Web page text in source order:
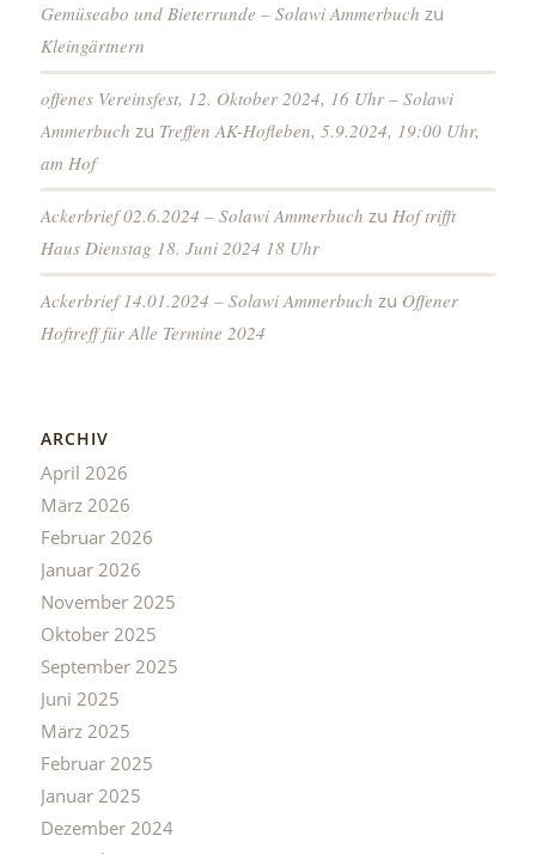
Gemüseabo und Bieterrunde – Solawi Ammerbuch zu
Kleingärtnern
offenes Vereinsfest, 12. Oktober 2024, 16 Uhr – Solawi
Ammerbuch zu Treffen AK-Hofleben, 5.9.2024, 19:00 Uhr,
am Hof
Ackerbrief 02.6.2024 – Solawi Ammerbuch zu Hof trifft
Haus Dienstag 18. Juni 2024 18 Uhr
Ackerbrief 14.01.2024 – Solawi Ammerbuch zu Offener
Hoftreff für Alle Termine 2024
ARCHIV
April 2026
März 2026
Februar 2026
Januar 2026
November 2025
Oktober 2025
September 2025
Juni 2025
März 2025
Februar 2025
Januar 2025
Dezember 2024